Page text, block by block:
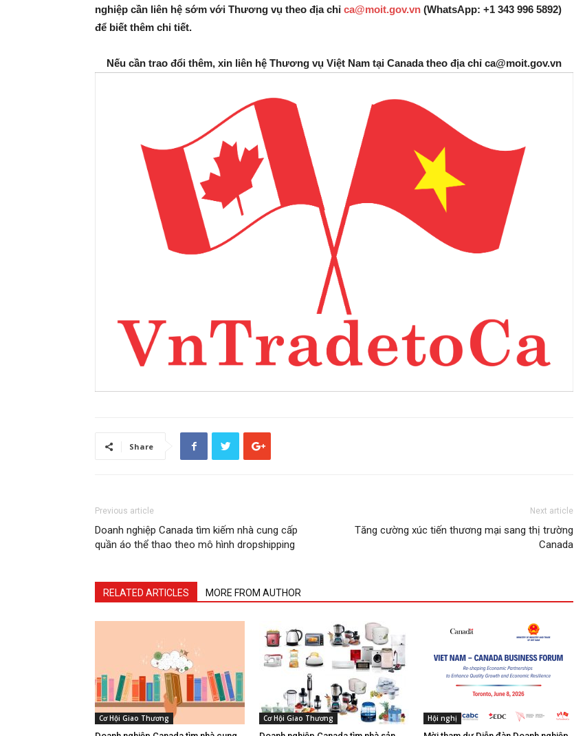
nghiệp cần liên hệ sớm với Thương vụ theo địa chỉ ca@moit.gov.vn (WhatsApp: +1 343 996 5892)
để biết thêm chi tiết.
Nếu cần trao đổi thêm, xin liên hệ Thương vụ Việt Nam tại Canada theo địa chỉ ca@moit.gov.vn
Share
Previous article
Doanh nghiệp Canada tìm kiếm nhà cung cấp
quần áo thể thao theo mô hình dropshipping
Next article
Tăng cường xúc tiến thương mại sang thị trường
Canada
RELATED ARTICLES MORE FROM AUTHOR
Cơ Hội Giao Thương Cơ Hội Giao Thương Hội nghị